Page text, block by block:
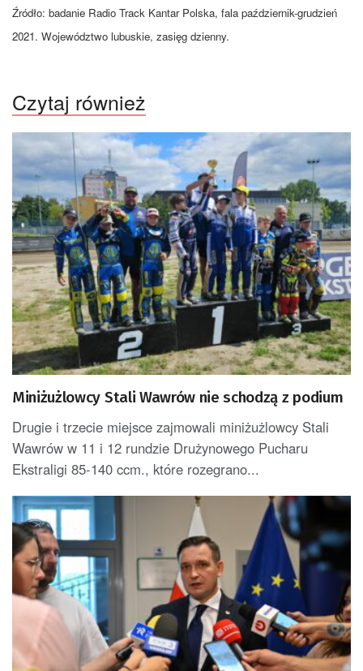
Źródło: badanie Radio Track Kantar Polska, fala październik-grudzień
2021. Województwo lubuskie, zasięg dzienny.
Czytaj również
Miniżużlowcy Stali Wawrów nie schodzą z podium
Drugie i trzecie miejsce zajmowali miniżużlowcy Stali
Wawrów w 11 i 12 rundzie Drużynowego Pucharu
Ekstraligi 85-140 ccm., które rozegrano...